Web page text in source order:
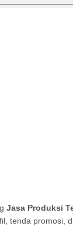
Jasa Produksi
tenda promosi,